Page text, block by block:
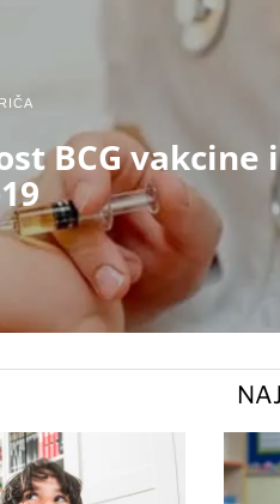
BCG vakcine i